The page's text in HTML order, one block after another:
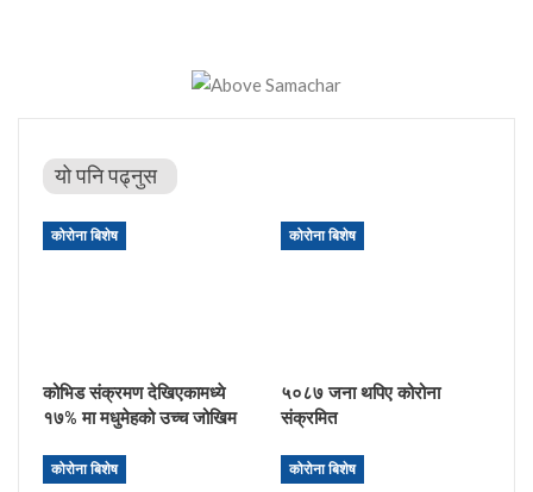
यो पनि पढ्नुस
कोरोना बिशेष
कोभिड संक्रमण देखिएकामध्ये
१७% मा मधुमेहको उच्च जोखिम
कोरोना बिशेष
५०८७ जना थपिए कोरोना
संक्रमित
कोरोना बिशेष कोरोना बिशेष